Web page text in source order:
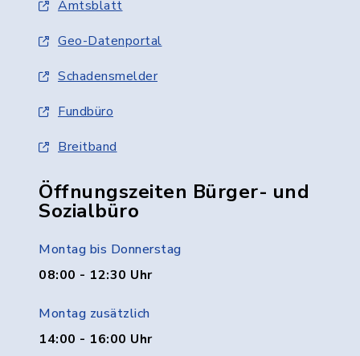
Amtsblatt
Geo-Datenportal
Schadensmelder
Fundbüro
Breitband
Öffnungszeiten Bürger- und
Sozialbüro
Montag bis Donnerstag
08:00 - 12:30 Uhr
Montag zusätzlich
14:00 - 16:00 Uhr